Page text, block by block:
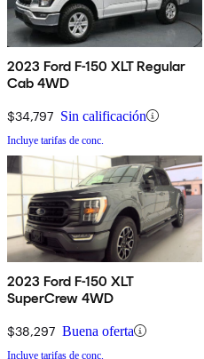
2023 Ford F-150 XLT Regular
Cab 4WD
$34,797 Sin calificación
Incluye tarifas de conc.
2023 Ford F-150 XLT
SuperCrew 4WD
$38,297 Buena oferta
Incluye tarifas de conc.